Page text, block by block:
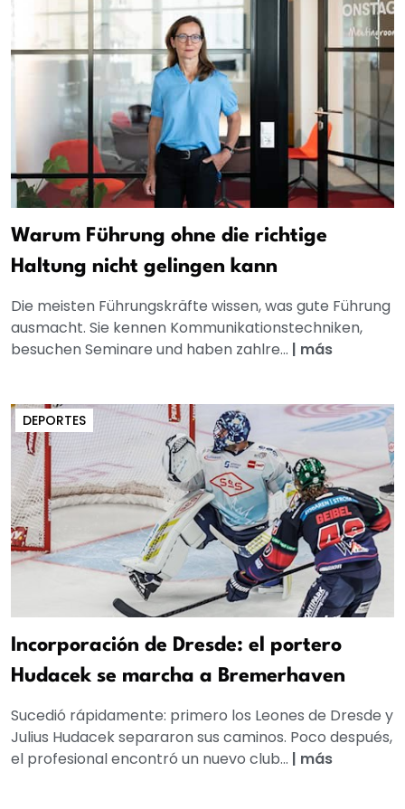
Warum Führung ohne die richtige
Haltung nicht gelingen kann
Die meisten Führungskräfte wissen, was gute Führung
ausmacht. Sie kennen Kommunikationstechniken,
besuchen Seminare und haben zahlre... | más
DEPORTES
Incorporación de Dresde: el portero
Hudacek se marcha a Bremerhaven
Sucedió rápidamente: primero los Leones de Dresde y
Julius Hudacek separaron sus caminos. Poco después,
el profesional encontró un nuevo club... | más